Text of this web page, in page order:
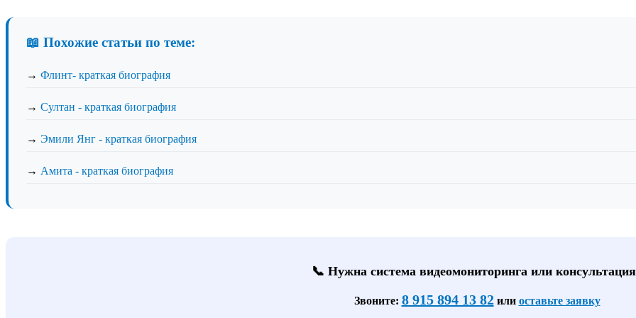
📖 Похожие статьи по теме:
→ Флинт- краткая биография
→ Султан - краткая биография
→ Эмили Янг - краткая биография
→ Амита - краткая биография
📞 Нужна система видеомониторинга или
Звоните: 8 915 894 13 82или оставьте заявку